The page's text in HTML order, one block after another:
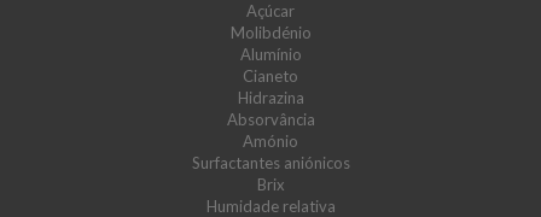
Açúcar
Molibdénio
Alumínio
Cianeto
Hidrazina
Absorvância
Amónio
Surfactantes aniónicos
Brix
Humidade relativa